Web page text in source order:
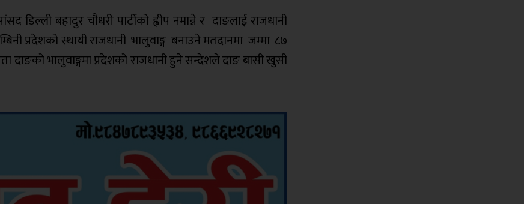
डिल्ली बहादुर चौधरी पार्टीको ह्वीप नमान्ने र दाङलाई राजधानी
प्रदेशको स्थायी राजधानी भालुवाङ्ग बनाउने मतदानमा जम्मा ८७
दाङको भालुवाङ्गमा प्रदेशको राजधानी हुने सन्देशले दाङ बासी खुसी